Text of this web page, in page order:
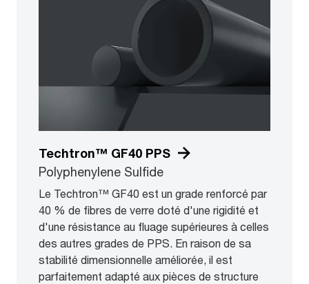
Techtron™ GF40 PPS
Polyphenylene Sulfide
Le Techtron™ GF40 est un grade renforcé par
40 % de fibres de verre doté d'une rigidité et
d'une résistance au fluage supérieures à celles
des autres grades de PPS. En raison de sa
stabilité dimensionnelle améliorée, il est
parfaitement adapté aux pièces de structure